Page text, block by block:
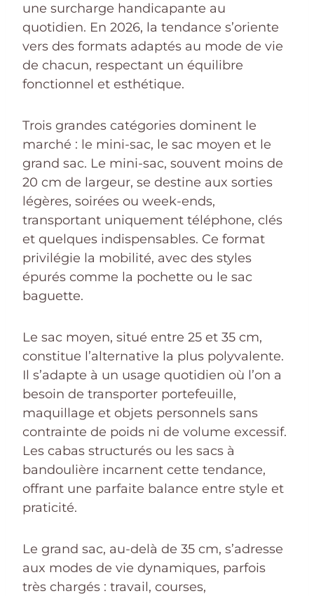
une surcharge handicapante au
quotidien. En 2026, la tendance s’oriente
vers des formats adaptés au mode de vie
de chacun, respectant un équilibre
fonctionnel et esthétique.
Trois grandes catégories dominent le
marché : le mini-sac, le sac moyen et le
grand sac. Le mini-sac, souvent moins de
20 cm de largeur, se destine aux sorties
légères, soirées ou week-ends,
transportant uniquement téléphone, clés
et quelques indispensables. Ce format
privilégie la mobilité, avec des styles
épurés comme la pochette ou le sac
baguette.
Le sac moyen, situé entre 25 et 35 cm,
constitue l’alternative la plus polyvalente.
Il s’adapte à un usage quotidien où l’on a
besoin de transporter portefeuille,
maquillage et objets personnels sans
contrainte de poids ni de volume excessif.
Les cabas structurés ou les sacs à
bandoulière incarnent cette tendance,
offrant une parfaite balance entre style et
praticité.
Le grand sac, au-delà de 35 cm, s’adresse
aux modes de vie dynamiques, parfois
très chargés : travail, courses,